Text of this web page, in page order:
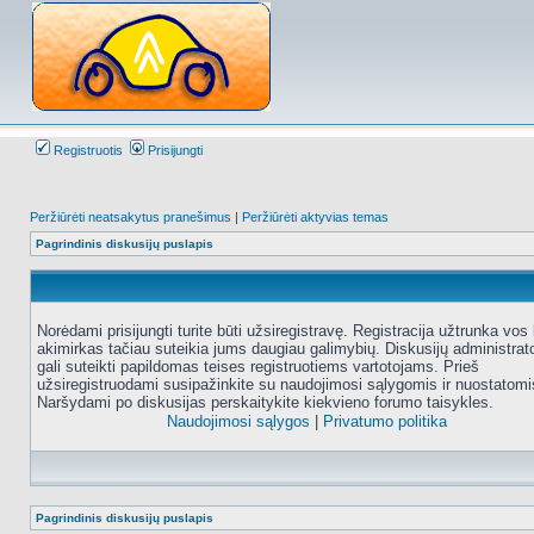
Registruotis Prisijungti
Peržiūrėti neatsakytus pranešimus | Peržiūrėti aktyvias temas
Pagrindinis diskusijų puslapis
Norėdami prisijungti turite būti užsiregistravę. Registracija užtrunka vos
akimirkas tačiau suteikia jums daugiau galimybių. Diskusijų
gali suteikti papildomas teises registruotiems vartotojams. Prieš
užsiregistruodami susipažinkite su naudojimosi sąlygomis ir
Naršydami po diskusijas perskaitykite kiekvieno forumo taisykles.
Naudojimosi sąlygos
Privatumo politika
Pagrindinis diskusijų puslapis